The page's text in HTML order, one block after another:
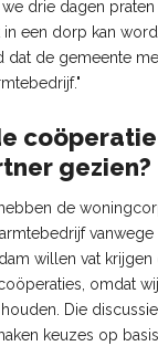
drie dagen
een dorp kan
dat de gemeente
gezien?
de
vanwege
willen vat krijgen
omdat
Die
keuzes op